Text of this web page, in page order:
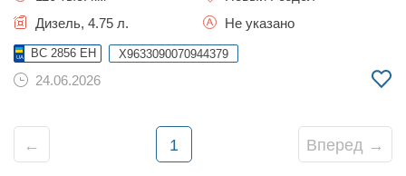
Дизель, 4.75 л.
Не указано
BC 2856 EH X9633090070944379
24.06.2026
← 1 Вперед →